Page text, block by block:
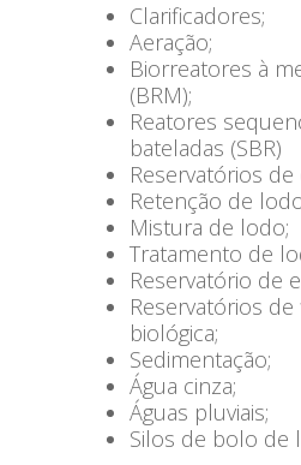
Clarificadores;
Aeração;
Biorreatores à
(BRM);
Reatores
bateladas (SBR)
Reservatórios de
Retenção de
Mistura de lodo;
Tratamento de
Reservatório de
Reservatórios
biológica;
Sedimentação;
Água cinza;
Águas pluviais;
Silos de bolo de